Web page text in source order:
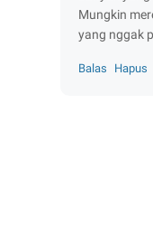
Mungkin
yang nggak
Balas Hapus